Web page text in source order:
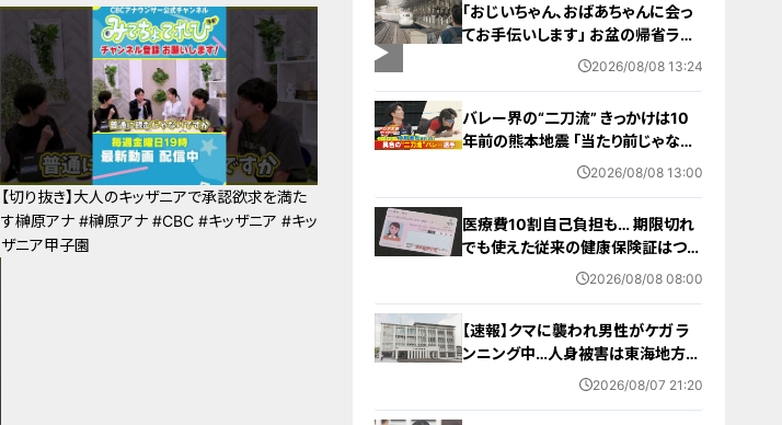
【切り抜き】大人のキッザニアで承認欲求を満た
す榊原アナ #榊原アナ #CBC #キッザニア #キッ
ザニア甲子園
「おじいちゃん、おばあちゃんに会っ
てお手伝いします」 お盆の帰省ラッ
シュが本格化 東海道新幹線下りがピ
2026/08/08 13:24
バレー界の“二刀流” きっかけは10
年前の熊本地震 ｢当たり前じゃなか
った｣ オフシーズンゼロの過酷スケ
2026/08/08 13:00
医療費10割自己負担も… 期限切れ
でも使えた従来の健康保険証はつい
に終了 8月以降起こりうるマイナ保
2026/08/08 08:00
【速報】クマに襲われ男性がケガ ラ
ンニング中…人身被害は東海地方で
今シーズン初めて 岐阜県高山市
2026/08/07 21:20